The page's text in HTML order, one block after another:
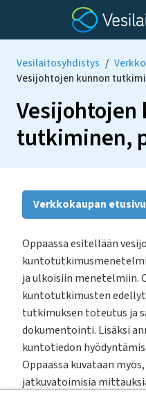
Vesilaitosyhdistys /
Vesijohtojen kunnon
Vesijohtojen
tutkiminen,
Verkkokaupan etusivu
Oppaassa esitellään
ja ulkoisiin menetelmiin.
kuntotutkimusten
tutkimuksen toteutus ja
dokumentointi. Lisäksi
kuntotiedon
Oppaassa kuvataan
jatkuvatoimisia